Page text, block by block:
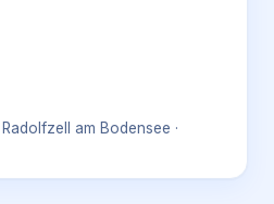
am Bodensee ·